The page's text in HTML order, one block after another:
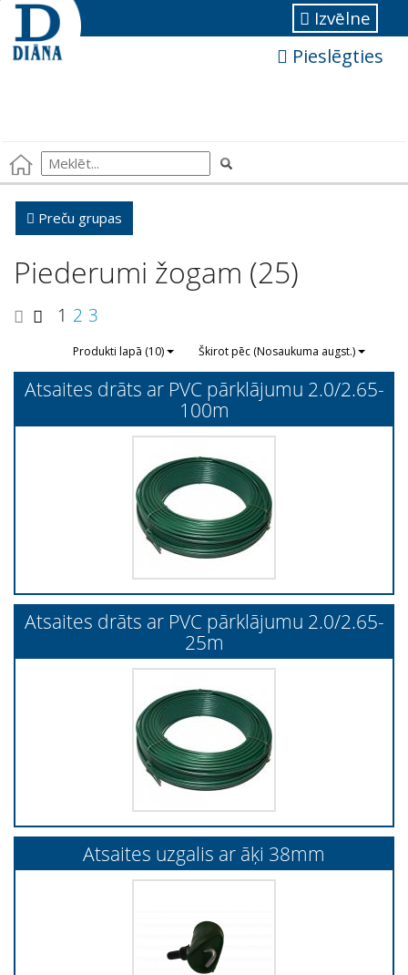
Izvēlne
Pieslēgties
Preču grupas
Piederumi žogam (25)
1 2 3
Produkti lapā (10) Škirot pēc (Nosaukuma augst.)
Atsaites drāts ar PVC pārklājumu 2.0/2.65-
100m
Atsaites drāts ar PVC pārklājumu 2.0/2.65-
25m
Atsaites uzgalis ar āķi 38mm